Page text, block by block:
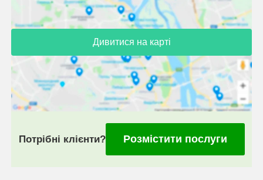
Дивитися на карті
Потрібні клієнти? Розмістити послуги